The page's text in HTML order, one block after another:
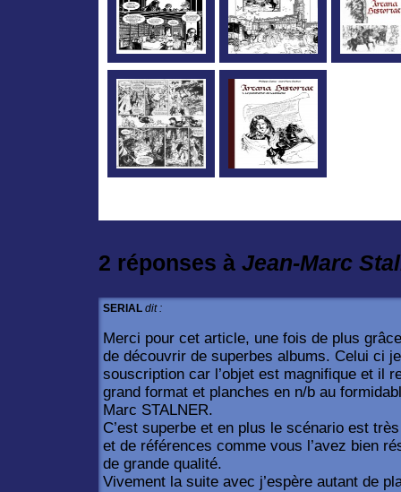
2 réponses à Jean-Marc
SERIAL dit :
Merci pour cet article, une fois de plus
de découvrir de superbes albums. Celui ci
souscription car l’objet est magnifique et il
grand format et planches en n/b au
Marc STALNER.
C’est superbe et en plus le scénario est
et de références comme vous l’avez bien
de grande qualité.
Vivement la suite avec j’espère autant de